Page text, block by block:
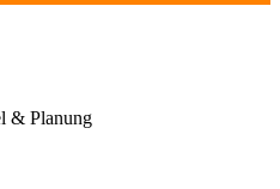
& Planung